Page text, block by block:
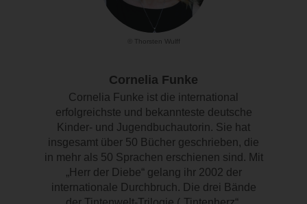
© Thorsten Wulff
Cornelia Funke
Cornelia Funke ist die international
erfolgreichste und bekannteste deutsche
Kinder- und Jugendbuchautorin. Sie hat
insgesamt über 50 Bücher geschrieben, die
in mehr als 50 Sprachen erschienen sind. Mit
„Herr der Diebe“ gelang ihr 2002 der
internationale Durchbruch. Die drei Bände